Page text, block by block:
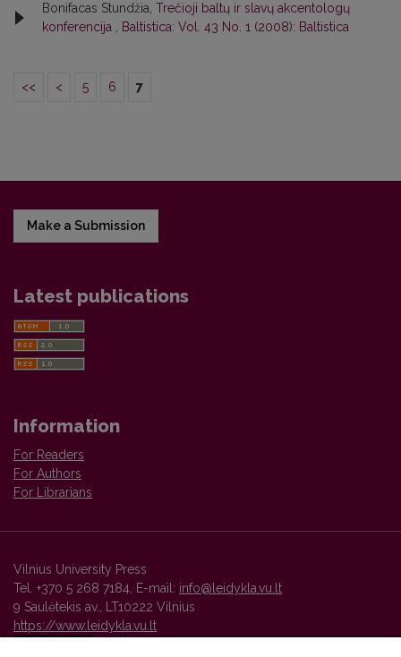
Bonifacas Stundžia, Trečioji baltų ir slavų akcentologų
konferencija , Baltistica: Vol. 43 No. 1 (2008): Baltistica
<< < 5 6 7
Make a Submission
Latest publications
Information
For Readers
For Authors
For Librarians
Vilnius University Press
Tel. +370 5 268 7184, E-mail: info@leidykla.vu.lt
9 Saulėtekis av., LT10222 Vilnius
https://www.leidykla.vu.lt